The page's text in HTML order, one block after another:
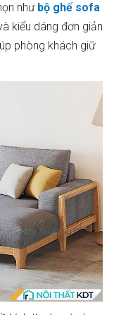
như bộ ghế sofa
kiểu dáng đơn giản
phòng khách giữ